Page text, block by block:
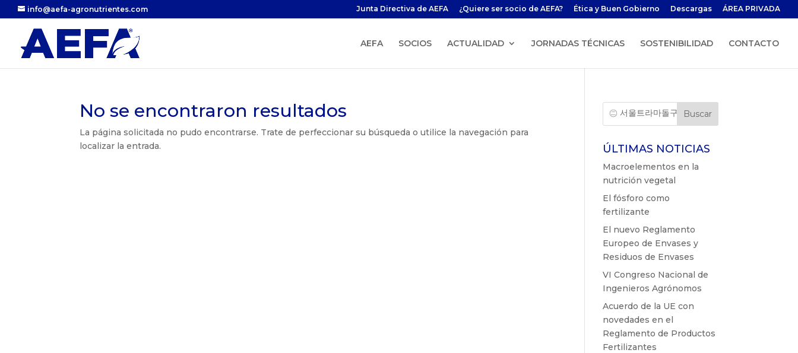
info@aefa-agronutrientes.com Junta Directiva de AEFA ¿Quiere ser socio de AEFA? Ética y Buen Gobierno Descargas ÁREA PRIVADA
AEFA SOCIOS ACTUALIDAD JORNADAS TÉCNICAS SOSTENIBILIDAD CONTACTO
No se encontraron resultados
La página solicitada no pudo encontrarse. Trate de perfeccionar su búsqueda o utilice la navegación para
localizar la entrada.
ÚLTIMAS NOTICIAS
Macroelementos en la
nutrición vegetal
El fósforo como
fertilizante
El nuevo Reglamento
Europeo de Envases y
Residuos de Envases
VI Congreso Nacional de
Ingenieros Agrónomos
Acuerdo de la UE con
novedades en el
Reglamento de Productos
Fertilizantes